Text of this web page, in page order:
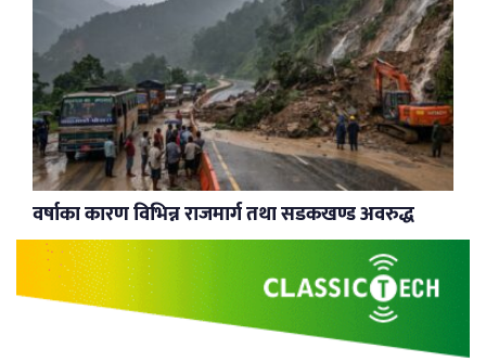
वर्षाका कारण विभिन्न राजमार्ग तथा सडकखण्ड अवरुद्ध